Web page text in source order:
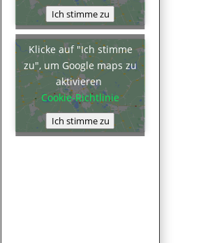
Ich stimme zu
Klicke auf "Ich stimme
zu", um Google maps zu
aktivieren
Cookie-Richtlinie
Ich stimme zu